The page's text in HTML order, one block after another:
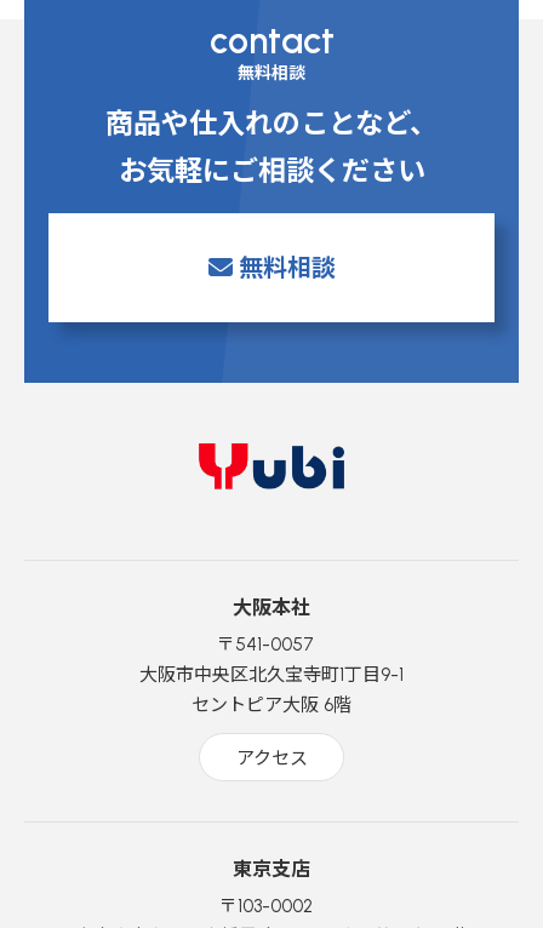
contact
無料相談
商品や仕入れのことなど、
お気軽にご相談ください
無料相談
大阪本社
〒541-0057
大阪市中央区北久宝寺町1丁目9-1
セントピア大阪 6階
アクセス
東京支店
〒103-0002